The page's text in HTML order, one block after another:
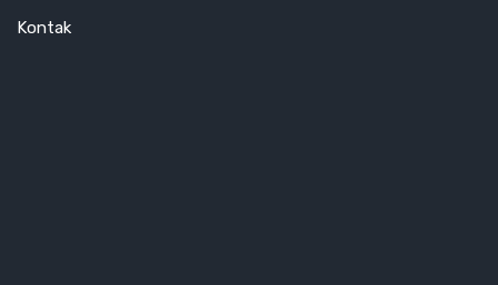
Kontak